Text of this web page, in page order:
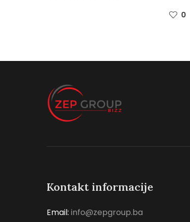
0
Kontakt informacije
Email: info@zepgroup.ba